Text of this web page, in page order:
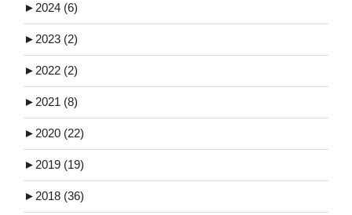
► 2024 (6)
► 2023 (2)
► 2022 (2)
► 2021 (8)
► 2020 (22)
► 2019 (19)
► 2018 (36)